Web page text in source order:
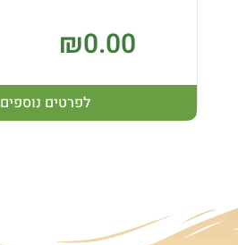
₪0.00
לפרטים נוספים